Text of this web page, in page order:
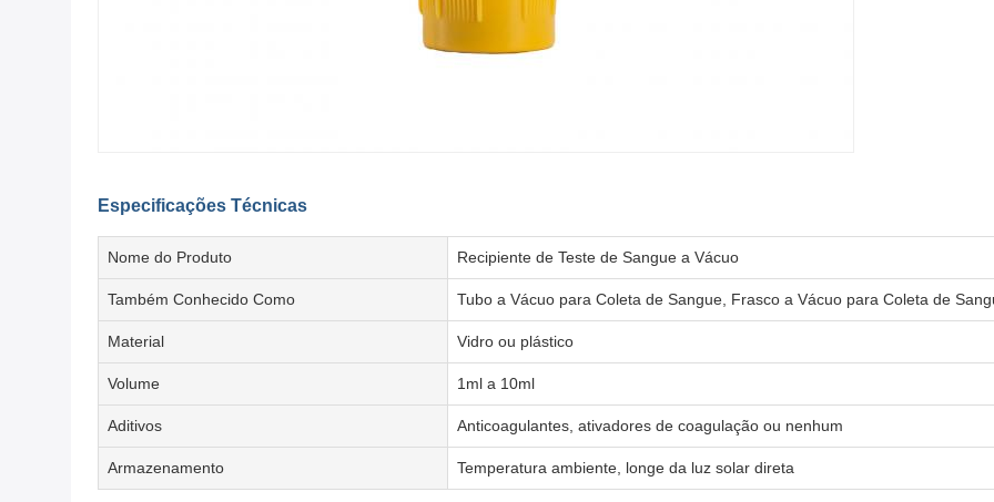
Especificações Técnicas
Nome do Produto Recipiente de Teste de Sangue a Vácuo
Também Conhecido Como Tubo a Vácuo para Coleta de Sangue, Frasco a Vácuo para Coleta de
Material Vidro ou plástico
Volume 1ml a 10ml
Aditivos Anticoagulantes, ativadores de coagulação ou nenhum
Armazenamento Temperatura ambiente, longe da luz solar direta